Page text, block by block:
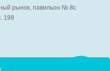
рынок, павильон № 8c
199